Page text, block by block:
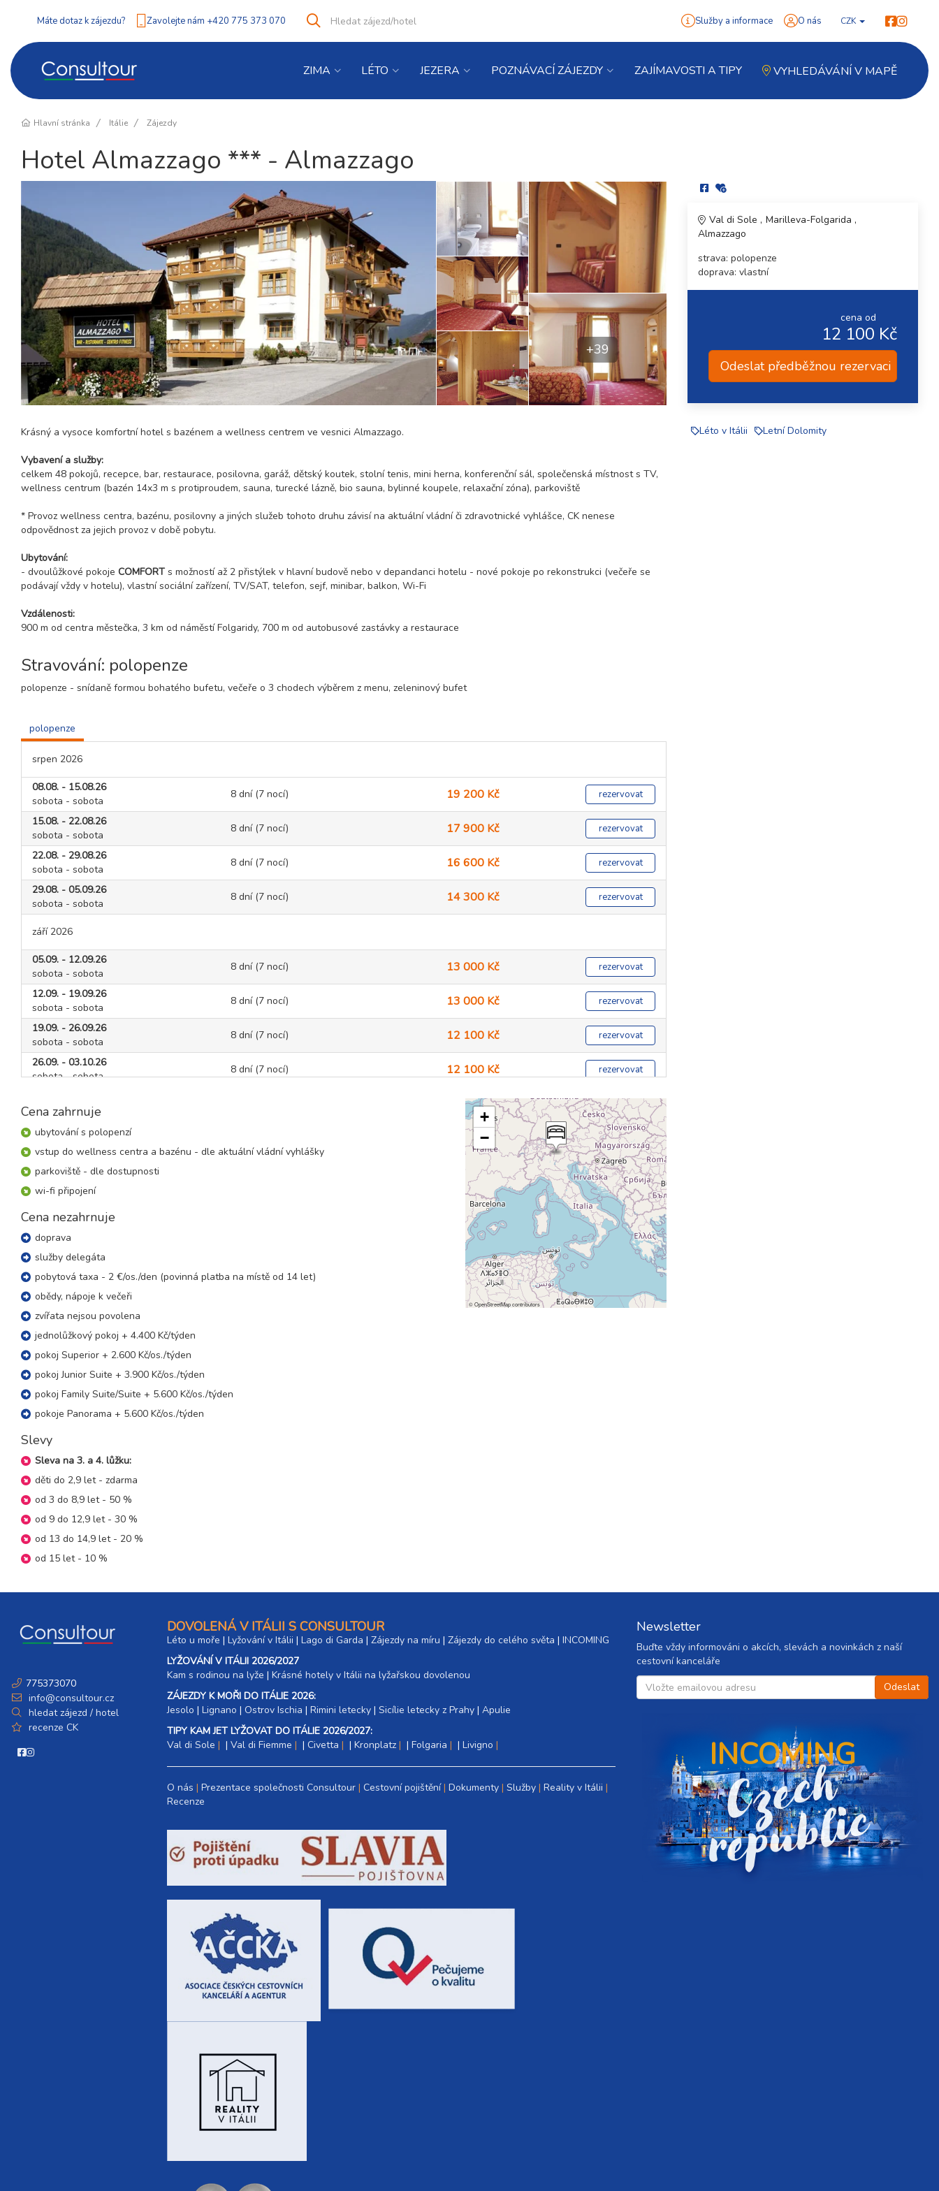
Máte dotaz k zájezdu? Zavolejte nám +420 775 373 070
co
Vyhledat Služby a informace O nás CZK
ZIMA LÉTO JEZERA POZNÁVACÍ ZÁJEZDY ZAJÍMAVOSTI A TIPY VYHLEDÁVÁNÍ V MAPĚ
Hlavní stránka Itálie Zájezdy
Hotel Almazzago *** - Almazzago
+39
Krásný a vysoce komfortní hotel s bazénem a wellness centrem ve vesnici Almazzago.
Vybavení a služby:
celkem 48 pokojů, recepce, bar, restaurace, posilovna, garáž, dětský koutek, stolní tenis, mini herna, konferenční sál, společenská místnost s TV,
wellness centrum (bazén 14x3 m s protiproudem, sauna, turecké lázně, bio sauna, bylinné koupele, relaxační zóna), parkoviště
* Provoz wellness centra, bazénu, posilovny a jiných služeb tohoto druhu závisí na aktuální vládní či zdravotnické vyhlášce, CK nenese
odpovědnost za jejich provoz v době pobytu.
Ubytování:
- dvoulůžkové pokoje COMFORT s možností až 2 přistýlek v hlavní budově nebo v depandanci hotelu - nové pokoje po rekonstrukci (večeře se
podávají vždy v hotelu), vlastní sociální zařízení, TV/SAT, telefon, sejf, minibar, balkon, Wi-Fi
Vzdálenosti:
900 m od centra městečka, 3 km od náměstí Folgaridy, 700 m od autobusové zastávky a restaurace
Stravování: polopenze
polopenze - snídaně formou bohatého bufetu, večeře o 3 chodech výběrem z menu, zeleninový bufet
polopenze
srpen 2026
08.08. - 15.08.26
sobota - sobota
8 dní (7 nocí) 19 200 Kč rezervovat
15.08. - 22.08.26
sobota - sobota
8 dní (7 nocí) 17 900 Kč rezervovat
22.08. - 29.08.26
sobota - sobota
8 dní (7 nocí) 16 600 Kč rezervovat
29.08. - 05.09.26
sobota - sobota
8 dní (7 nocí) 14 300 Kč rezervovat
září 2026
05.09. - 12.09.26
sobota - sobota
8 dní (7 nocí) 13 000 Kč rezervovat
12.09. - 19.09.26
sobota - sobota
8 dní (7 nocí) 13 000 Kč rezervovat
19.09. - 26.09.26
sobota - sobota
8 dní (7 nocí) 12 100 Kč rezervovat
26.09. - 03.10.26
sobota - sobota
8 dní (7 nocí) 12 100 Kč rezervovat
říjen 2026
03.10. - 10.10.26
sobota - sobota
12 100 Kč rezervovat
10.10. - 17.10.26
sobota - sobota
12 100 Kč rezervovat
sobota - sobota
12 100 Kč rezervovat
24.10. - 31.10.26
12 100 Kč rezervovat
Cena zahrnuje
ubytování s polopenzí
vstup do wellness centra a bazénu - dle aktuální vládní vyhlášky
parkoviště - dle dostupnosti
wi-fi připojení
Cena nezahrnuje
doprava
služby delegáta
pobytová taxa - 2 €/os./den (povinná platba na místě od 14 let)
obědy, nápoje k večeři
zvířata nejsou povolena
jednolůžkový pokoj + 4.400 Kč/týden
pokoj Superior + 2.600 Kč/os./týden
pokoj Junior Suite + 3.900 Kč/os./týden
pokoj Family Suite/Suite + 5.600 Kč/os./týden
pokoje Panorama + 5.600 Kč/os./týden
Slevy
Sleva na 3. a 4. lůžku:
děti do 2,9 let - zdarma
od 3 do 8,9 let - 50 %
od 9 do 12,9 let - 30 %
od 13 do 14,9 let - 20 %
od 15 let - 10 %
+
−
©OpenStreetMapcontributors
Val di Sole
Marilleva-Folgarida
Almazzago
strava: polopenze
doprava: vlastní
cena od
12 100 Kč
Odeslat předběžnou rezervaci
Léto v Itálii Letní Dolomity
775373070
info@consultour.cz
hledat zájezd / hotel
recenze CK
DOVOLENÁ V ITÁLII S CONSULTOUR
Léto u moře | Lyžování v Itálii | Lago di Garda | Zájezdy na míru | Zájezdy do celého světa | INCOMING
LYŽOVÁNÍ V ITÁLII 2026/2027
Kam s rodinou na lyže |​ Krásné hotely v Itálii na lyžařskou dovolenou
ZÁJEZDY K MOŘI DO ITÁLIE 2026:
Jesolo | Lignano | Ostrov Ischia | Rimini letecky | Sicílie letecky z Prahy | Apulie
TIPY KAM JET LYŽOVAT DO ITÁLIE 2026/2027:
Val di Sole
| Val di Fiemme | Civetta | Kronplatz | Folgaria | Livigno
O nás Prezentace společnosti Consultour Cestovní pojištění Dokumenty Služby Reality v Itálii
Recenze
Newsletter
Buďte vždy informováni o akcích, slevách a novinkách z naší
cestovní kanceláře
INCOMING
C
z
e
c
h
r
e
p
u
b
l
i
c